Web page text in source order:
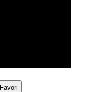
Favori